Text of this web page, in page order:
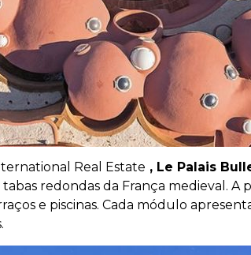
Real Estate , Le Palais
redondas da França medieval.
e piscinas. Cada módulo